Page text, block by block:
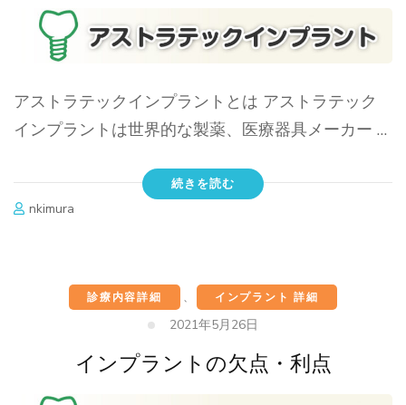
アストラテックインプラントとは アストラテック
インプラントは世界的な製薬、医療器具メーカー …
続きを読む
nkimura
診療内容詳細 、 インプラント 詳細
2021年5月26日
インプラントの欠点・利点